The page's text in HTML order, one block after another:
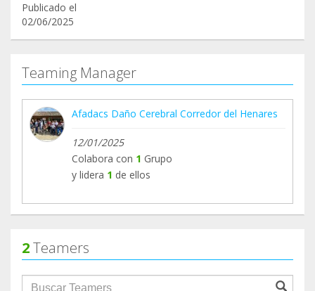
Publicado el
02/06/2025
Teaming Manager
Afadacs Daño Cerebral Corredor del Henares
12/01/2025
Colabora con 1 Grupo
y lidera 1 de ellos
2Teamers
groupProfile.searchForm.search.text???